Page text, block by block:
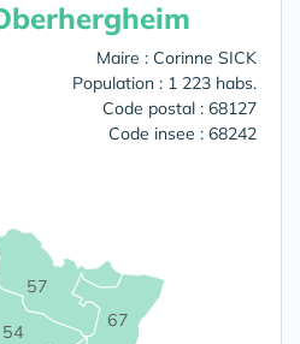
Maire : Corinne SICK
Population : 1 223 habs.
Code postal : 68127
Code insee : 68242
54
57
67